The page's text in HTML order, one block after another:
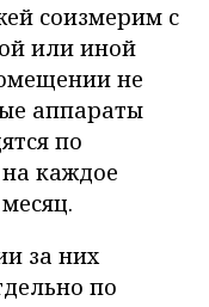
соизмерим с
или иной
не
аппараты
по
каждое
за них
по